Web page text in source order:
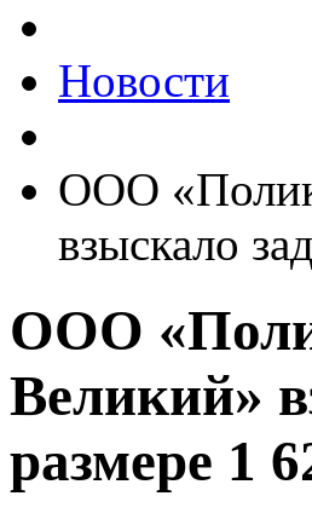
Новости
ООО
взыскало
ООО
Великий»
размере 1